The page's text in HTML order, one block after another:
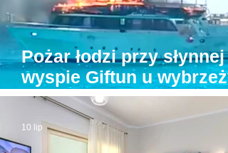
Pożar łodzi przy słynnej
wyspie Giftun u wybrzeży
Hurghady. Na pokładzie
było kilkunastu turystów
10 lip